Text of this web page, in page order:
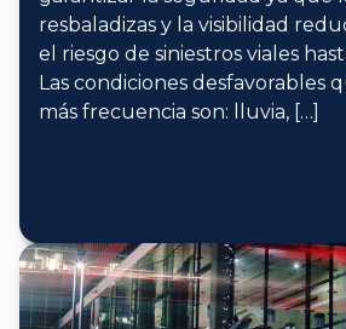
resbaladizas y la visibilidad
el riesgo de siniestros viales
Las condiciones desfavorables
más frecuencia son: lluvia, […]